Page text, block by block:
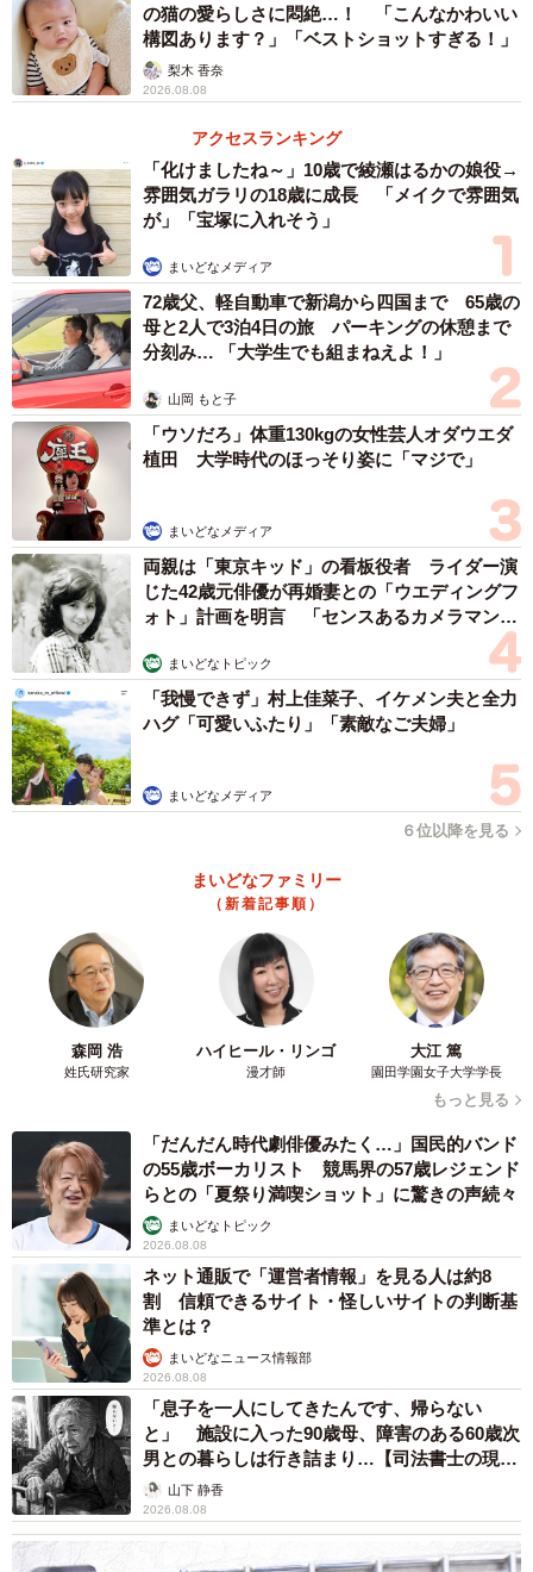
「樹脂粘土を数種類ブレンドして甘えびを成形→アクリル
絵の具で着色→ニスでツヤ出し」
ーーこだわった点と大変だった点は？
「こだわった点は、透き通った身のプリプリとしたツヤ感
を出すことでした。一尾が1センチに満たないサイズの甘え
びをたくさん作るのは大変で骨が折れましたが、その分達
成感もありました」
ーー出来栄えを見て、いかがですか？
「我ながらどこからどう見ても完璧に新鮮な甘えびだ！」
ーー今までに作った作品の中で、思い出に残っている作品
は？
「海鮮ばらちらしボールペンです。新鮮なマグロや玉子や
きゅうりといった寿司ネタを、普段使いしやすいボールペ
ンに詰めた人気作でした」
海鮮バラちらしボールペン。
しゃもじ(使用済み)がいい味出してる
pic.twitter.com/nTdvJQ3c7K
— はらぺこ文鳥@ミニチュアフード (@hara_hetta0725)
いずれも1センチに満たない大きさのものとは思えない完成
度ですが、作家さん本人も「どこからどう見ても完璧に新
鮮な甘えび」と太鼓判を押すほどの仕上がり。ボールペン
に寿司ネタを詰め込んだ作品が人気を博すなど、はらぺこ
文鳥さんの作品は食べ物のリアルさと日用品との意外な組
み合わせが持ち味のようです。GWをたっぷり使って向き合
った今作もまた、多くの人の目を引く一品になったのでは
はらぺこ文鳥さんは「これからもリアルすぎるミニチュア
フードを追求していきます。ミニチュアフードの魅力をさ
らに多くの方に伝えられたらいいなと思います！」と話し
てくれました。
・ 作品の販売、各種SNSはこちらから
何も予定がないわたしは粘土で甘えびを作っています🦐🦐
pic.twitter.com/jQ2tKCkSiq
— はらぺこ文鳥@ミニチュアフード (@hara_hetta0725)
May 4, 2026
の猫の愛らしさに悶絶…！ 「こんなかわいい
構図あります？」「ベストショットすぎる！」
梨木 香奈
2026.08.08
アクセスランキング
「化けましたね～」10歳で綾瀬はるかの娘役→
雰囲気ガラリの18歳に成長 「メイクで雰囲気
が」「宝塚に入れそう」
まいどなメディア
72歳父、軽自動車で新潟から四国まで 65歳の
母と2人で3泊4日の旅 パーキングの休憩まで
分刻み… 「大学生でも組まねえよ！」
山岡 もと子
「ウソだろ」体重130kgの女性芸人オダウエダ
植田 大学時代のほっそり姿に「マジで」
まいどなメディア
両親は「東京キッド」の看板役者 ライダー演
じた42歳元俳優が再婚妻との「ウエディングフ
ォト」計画を明言 「センスあるカメラマン求
まいどなトピック
「我慢できず」村上佳菜子、イケメン夫と全力
ハグ「可愛いふたり」「素敵なご夫婦」
まいどなメディア
６位以降を見る
まいどなファミリー
（新着記事順）
森岡 浩
姓氏研究家
ハイヒール・リンゴ
漫才師
大江 篤
園田学園女子大学学長
もっと見る
「だんだん時代劇俳優みたく…」国民的バンド
の55歳ボーカリスト 競馬界の57歳レジェンド
らとの「夏祭り満喫ショット」に驚きの声続々
まいどなトピック
2026.08.08
ネット通販で「運営者情報」を見る人は約8
割 信頼できるサイト・怪しいサイトの判断基
準とは？
まいどなニュース情報部
2026.08.08
「息子を一人にしてきたんです、帰らない
と」 施設に入った90歳母、障害のある60歳次
男との暮らしは行き詰まり…【司法書士の現場
から】山下 静香
2026.08.08